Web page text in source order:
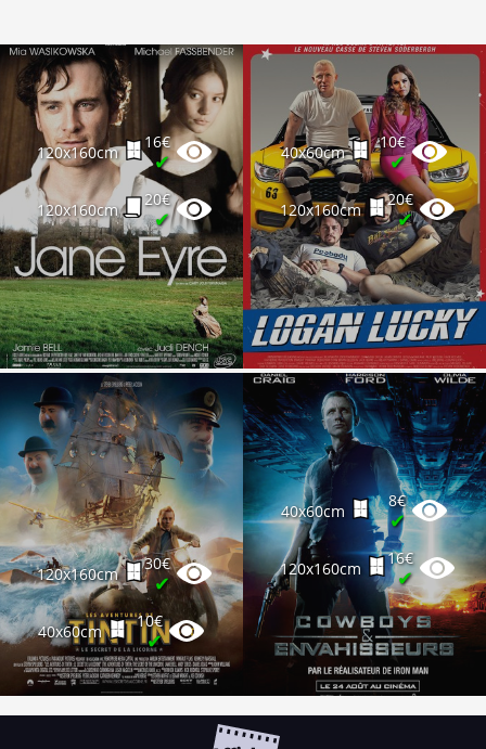
120x160cm
16€
✔
120x160cm
20€
✔
40x60cm
10€
✔
120x160cm
20€
✔
120x160cm
30€
✔
40x60cm
10€
✔
40x60cm
8€
✔
120x160cm
16€
✔